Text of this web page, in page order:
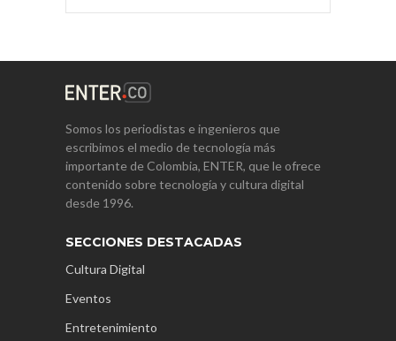
Somos los periodistas e ingenieros que
escribimos el medio de tecnología más
importante de Colombia, ENTER, que le ofrece
contenido sobre tecnología y cultura digital
desde 1996.
SECCIONES DESTACADAS
Cultura Digital
Eventos
Entretenimiento